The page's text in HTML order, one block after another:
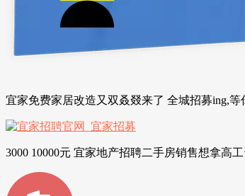
宜家免费家居改造又双叒叕来了 全城招募ing,等
3000 10000元 宜家地产招聘二手房销售想拿高